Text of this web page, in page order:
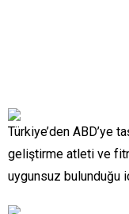
Türkiye’den ABD’ye
geliştirme atleti ve
uygunsuz bulunduğu